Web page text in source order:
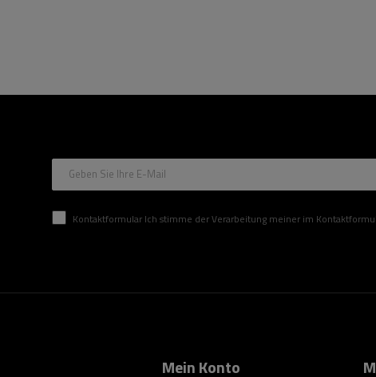
Geben Sie Ihre E-Mail
Kontaktformular Ich stimme der Verarbeitung meiner im Kontaktformular enthaltenen personenbezogenen Daten gemäß der
Mein Konto